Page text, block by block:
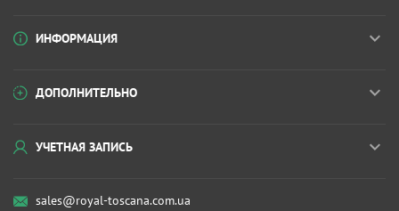
ИНФОРМАЦИЯ
ДОПОЛНИТЕЛЬНО
УЧЕТНАЯ ЗАПИСЬ
sales@royal-toscana.com.ua